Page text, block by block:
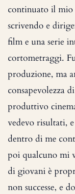
continuato il
scrivendo e
film e una serie
cortometraggi.
produzione, ma
consapevolezza
produttivo
vedevo risultati,
dentro di me
poi qualcuno mi
di giovani è
non successe, e